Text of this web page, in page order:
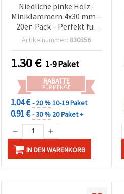
Niedliche pinke Holz-
Miniklammern 4x30 mm –
20er-Pack – Perfekt für
kreative Bastelprojekte,
Geschenkverpackung
Artikelnummer: 830356
1.30€ 1-9 Paket
RABATTE
FÜR MENGE
1.04 €- 20 %10-19 Paket
0.91 €- 30 % 20 Paket +
IN DEN WARENKORB